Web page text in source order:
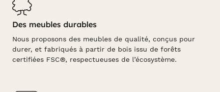
Des meubles durables
Nous proposons des meubles de qualité, conçus pour
durer, et fabriqués à partir de bois issu de forêts
certifiées FSC®, respectueuses de l’écosystème.